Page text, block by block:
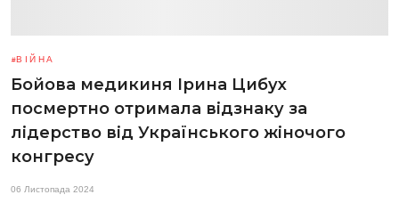
ВІЙНА
Бойова медикиня Ірина Цибух
посмертно отримала відзнаку за
лідерство від Українського жіночого
конгресу
06 Листопада 2024